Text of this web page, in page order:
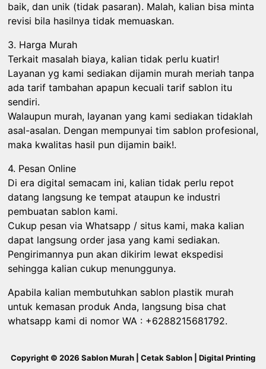
baik, dan unik (tidak pasaran). Malah, kalian bisa minta
revisi bila hasilnya tidak memuaskan.
3. Harga Murah
Terkait masalah biaya, kalian tidak perlu kuatir!
Layanan yg kami sediakan dijamin murah meriah tanpa
ada tarif tambahan apapun kecuali tarif sablon itu
sendiri.
Walaupun murah, layanan yang kami sediakan tidaklah
asal-asalan. Dengan mempunyai tim sablon profesional,
maka kwalitas hasil pun dijamin baik!.
4. Pesan Online
Di era digital semacam ini, kalian tidak perlu repot
datang langsung ke tempat ataupun ke industri
pembuatan sablon kami.
Cukup pesan via Whatsapp / situs kami, maka kalian
dapat langsung order jasa yang kami sediakan.
Pengirimannya pun akan dikirim lewat ekspedisi
sehingga kalian cukup menunggunya.
Apabila kalian membutuhkan sablon plastik murah
untuk kemasan produk Anda, langsung bisa chat
whatsapp kami di nomor WA : +6288215681792.
Copyright © 2026 Sablon Murah | Cetak Sablon | Digital Printing